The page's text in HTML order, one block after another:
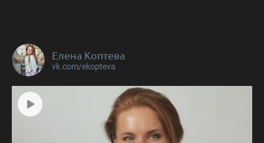
Елена Коптева
vk.com/ekopteva